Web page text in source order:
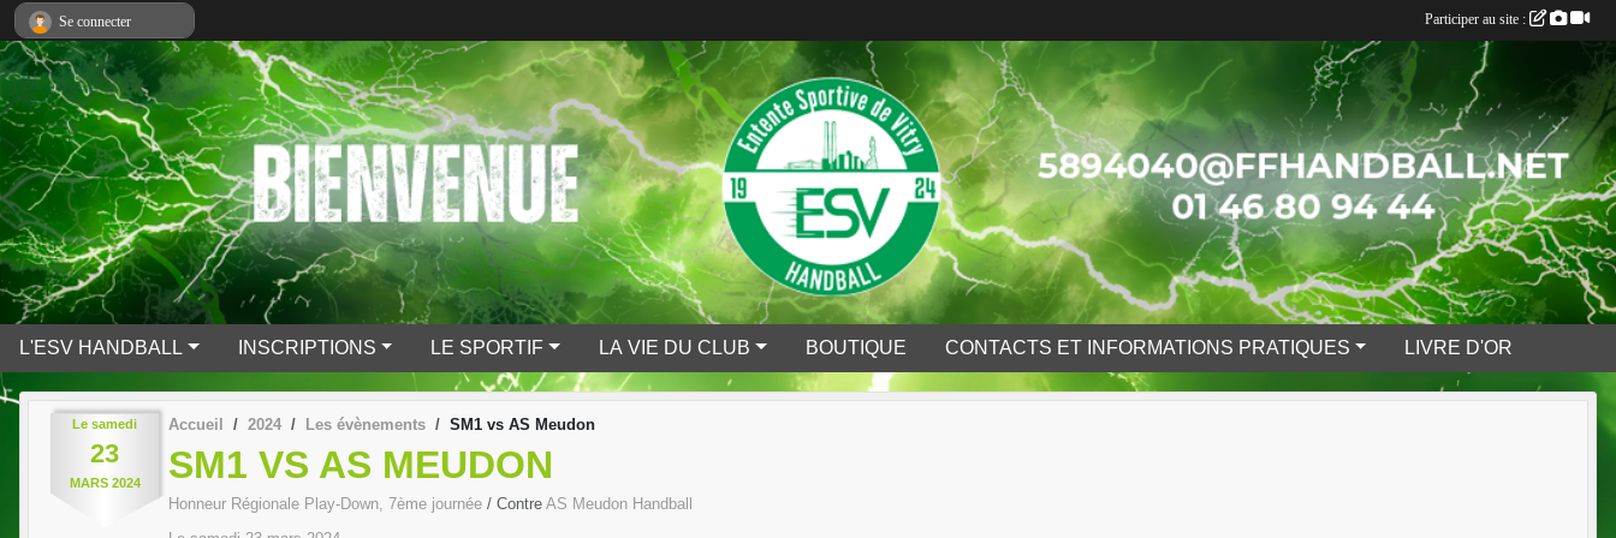
L'ESV HANDBALL INSCRIPTIONS LE SPORTIF LA VIE DU CLUB BOUTIQUE CONTACTS ET INFORMATIONS PRATIQUES LIVRE D'OR
Le samedi
23
MARS 2024
Accueil 2024 Les évènements SM1 vs AS Meudon
SM1 VS AS MEUDON
Honneur Régionale Play-Down, 7ème journée / Contre AS Meudon Handball
Se connecter Participer au site :
Panneau de gestion des cookies